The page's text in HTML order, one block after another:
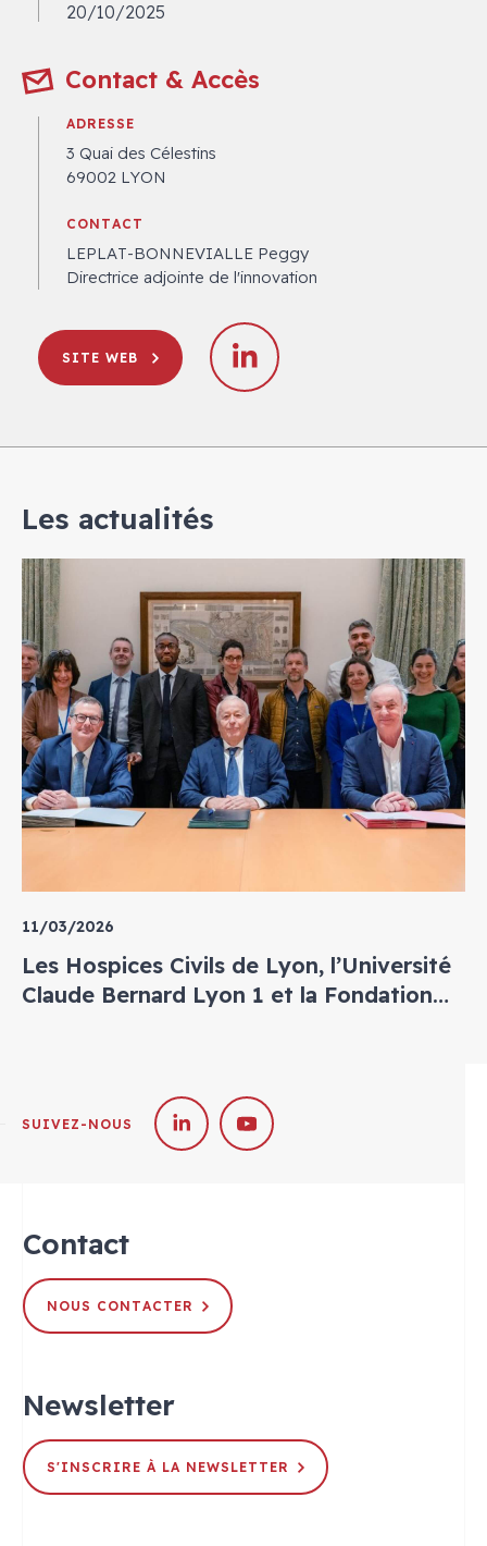
20/10/2025
Contact & Accès
ADRESSE
3 Quai des Célestins
69002 LYON
CONTACT
LEPLAT-BONNEVIALLE Peggy
Directrice adjointe de l'innovation
SITE WEB
Les actualités
11/03/2026
Les Hospices Civils de Lyon, l’Université
Claude Bernard Lyon 1 et la Fondation
SUIVEZ-NOUS
Contact
NOUS CONTACTER
Newsletter
S'INSCRIRE À LA NEWSLETTER